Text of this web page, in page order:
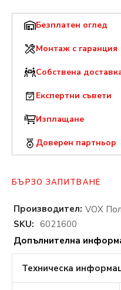
Безплатен оглед
Монтаж с гаранция
Собствена
Експертни съвети
Изплащане
Доверен партньор
БЪРЗО ЗАПИТВАНЕ
Производител: VOX
SKU: 6021600
Допълнителна
Техническа